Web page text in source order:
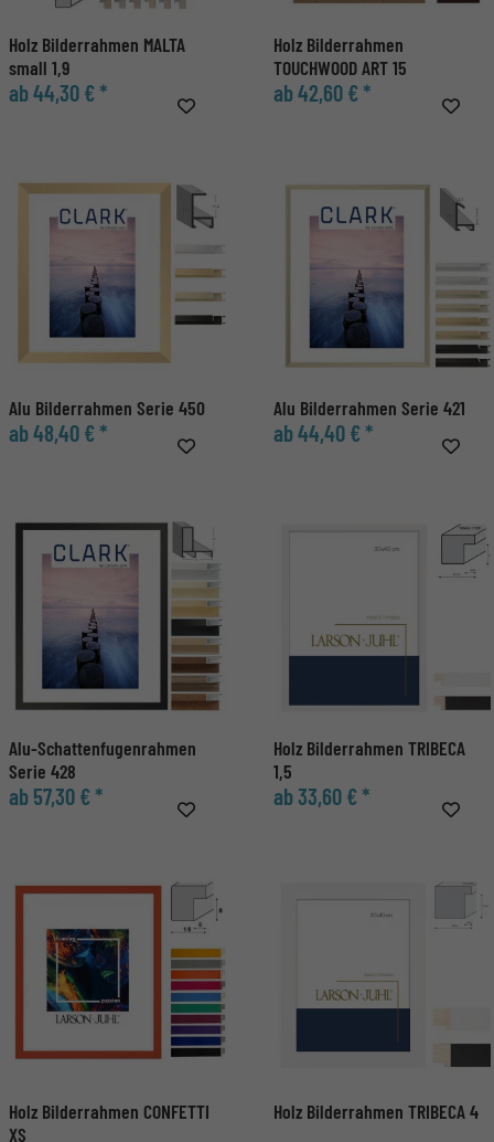
Holz Bilderrahmen MALTA
small 1,9
ab 44,30 € *
Holz Bilderrahmen
TOUCHWOOD ART 15
ab 42,60 € *
Alu Bilderrahmen Serie 450
ab 48,40 € *
Alu Bilderrahmen Serie 421
ab 44,40 € *
Alu-Schattenfugenrahmen
Serie 428
ab 57,30 € *
Holz Bilderrahmen TRIBECA
1,5
ab 33,60 € *
Holz Bilderrahmen CONFETTI
XS
Holz Bilderrahmen TRIBECA 4